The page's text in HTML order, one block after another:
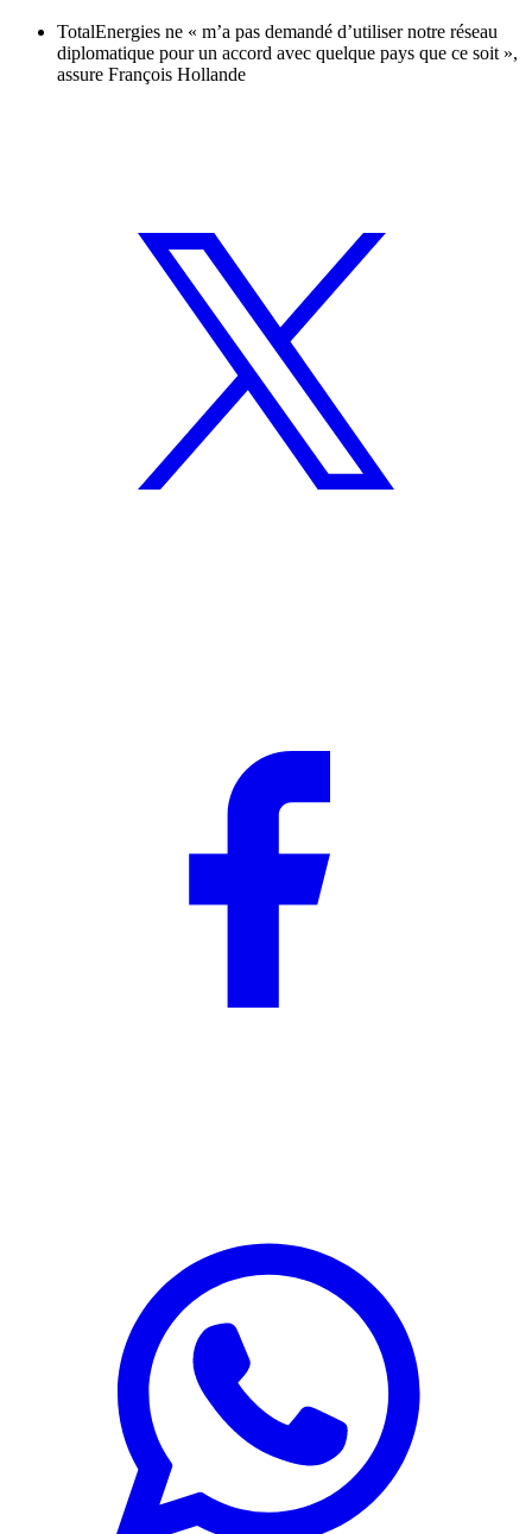
TotalEnergies ne « m’a pas demandé d’utiliser notre réseau
diplomatique pour un accord avec quelque pays que ce soit »,
assure François Hollande